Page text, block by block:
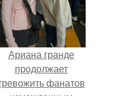
Ариана гранде
продолжает
фанатов